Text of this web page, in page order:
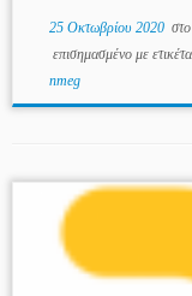
25 Οκτωβρίου 2020στο
επισημασμένο με ετικέτα
nmeg